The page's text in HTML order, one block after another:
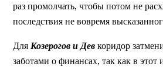
раз промолчать, чтобы потом не
последствия не вовремя
Для Козерогов и Дев коридор
заботами о финансах, так как в